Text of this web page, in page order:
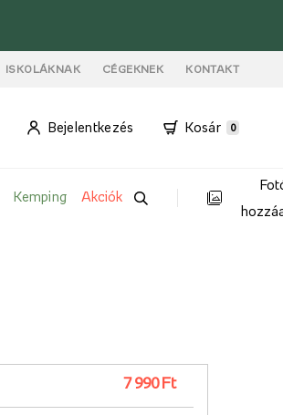
ISKOLÁKNAK CÉGEKNEK KONTAKT
Bejelentkezés Kosár 0
Kemping Akciók
7 990 Ft